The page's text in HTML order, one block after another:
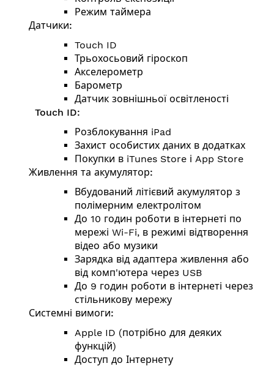
Режим таймера
Датчики:
Touch ID
Трьохосьовий гіроскоп
Акселерометр
Барометр
Датчик зовнішньої освітленості
Touch ID:
Розблокування iPad
Захист особистих даних в додатках
Покупки в iTunes Store і App Store
Живлення та акумулятор:
Вбудований літієвий акумулятор з
полімерним електролітом
До 10 годин роботи в інтернеті по
мережі Wi-Fi, в режимі відтворення
відео або музики
Зарядка від адаптера живлення або
від комп'ютера через USB
До 9 годин роботи в інтернеті через
стільникову мережу
Системні вимоги:
Apple ID (потрібно для деяких
функцій)
Доступ до Інтернету